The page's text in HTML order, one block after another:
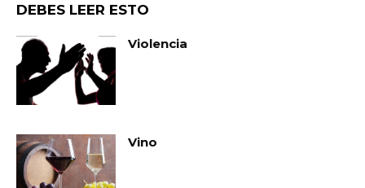
DEBES LEER ESTO
Violencia
Vino